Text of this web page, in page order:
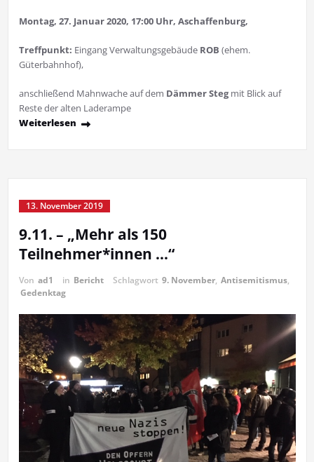
Montag, 27. Januar 2020, 17:00 Uhr, Aschaffenburg,
Treffpunkt: Eingang Verwaltungsgebäude ROB (ehem.
Güterbahnhof),
anschließend Mahnwache auf dem Dämmer Stegmit Blick auf
Reste der alten Laderampe
Weiterlesen
13. November 2019
9.11. – „Mehr als 150
Teilnehmer*innen …“
Von ad1 in Bericht Schlagwort 9. November, Antisemitismus,
Gedenktag